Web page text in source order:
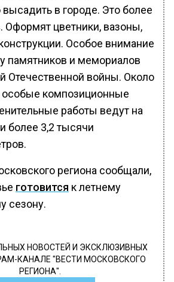
в городе. Это более
Оформят цветники, вазоны,
Особое внимание
памятников и мемориалов
Отечественной войны. Около
особые композиционные
работы ведут на
более 3,2 тысячи
региона сообщали,
готовится к летнему
сезону.
НОВОСТЕЙ И ЭКСКЛЮЗИВНЫХ
КАНАЛЕ "ВЕСТИ МОСКОВСКОГО
РЕГИОНА".